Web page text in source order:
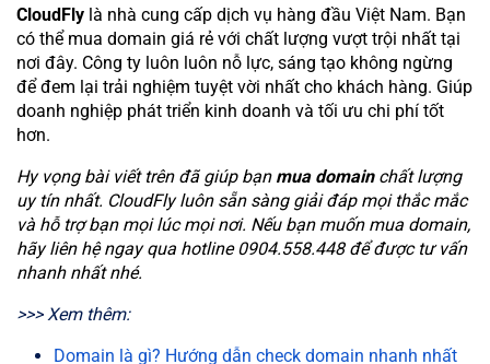
CloudFly là nhà cung cấp dịch vụ hàng đầu Việt Nam. Bạn
có thể mua domain giá rẻ với chất lượng vượt trội nhất tại
nơi đây. Công ty luôn luôn nỗ lực, sáng tạo không ngừng
để đem lại trải nghiệm tuyệt vời nhất cho khách hàng. Giúp
doanh nghiệp phát triển kinh doanh và tối ưu chi phí tốt
hơn.
Hy vọng bài viết trên đã giúp bạn mua domainchất lượng
uy tín nhất. CloudFly luôn sẵn sàng giải đáp mọi thắc mắc
và hỗ trợ bạn mọi lúc mọi nơi. Nếu bạn muốn mua domain,
hãy liên hệ ngay qua hotline 0904.558.448 để được tư vấn
nhanh nhất nhé.
>>> Xem thêm:
Domain là gì? Hướng dẫn check domain nhanh nhất